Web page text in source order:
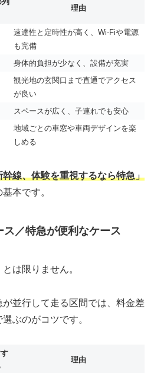
理由
速達性と定時性が高く、Wi-Fiや電源
も完備
身体的負担が少なく、設備が充実
観光地の玄関口まで直通でアクセス
が良い
スペースが広く、子連れでも安心
地域ごとの車窓や車両デザインを楽
しめる
線、体験を重視するなら特急」
本です。
ス／特急が便利なケース
は限りません。
並行して走る区間では、料金差
ぶのがコツです。
理由